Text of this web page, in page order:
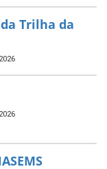
Trilha da